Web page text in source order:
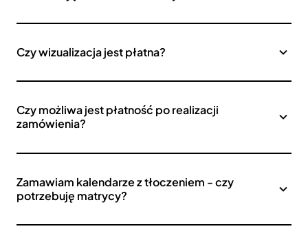
Czy wizualizacja jest płatna?
Czy możliwa jest płatność po realizacji
zamówienia?
Zamawiam kalendarze z tłoczeniem - czy
potrzebuję matrycy?